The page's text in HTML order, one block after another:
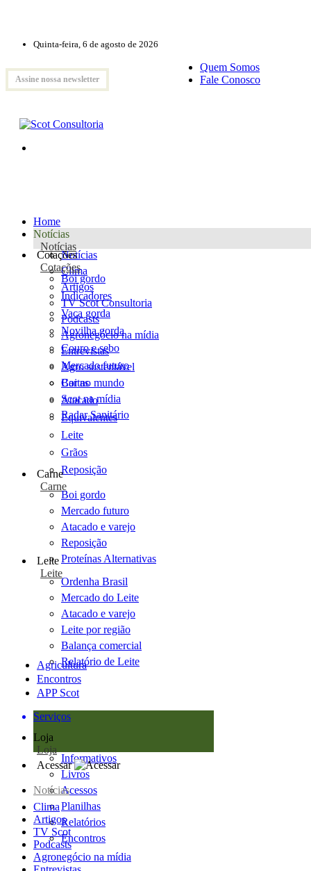
Quinta-feira, 6 de agosto de 2026
Assine nossa newsletter
Quem Somos
Fale Conosco
Home
Notícias
Notícias
Notícias
Clima
Artigos
TV Scot Consultoria
Podcasts
Agronegócio na mídia
Entrevistas
Agro sustentável
Cartas
Scot na mídia
Radar Sanitário
Cotações
Cotações
Boi gordo
Indicadores
Vaca gorda
Novilha gorda
Couro e sebo
Mercado futuro
Boi no mundo
Atacado
Equivalentes
Leite
Grãos
Reposição
Carne
Carne
Boi gordo
Mercado futuro
Atacado e varejo
Reposição
Proteínas Alternativas
Leite
Leite
Ordenha Brasil
Mercado do Leite
Atacado e varejo
Leite por região
Balança comercial
Relatório de Leite
Agricultura
Encontros
APP Scot
Serviços
Loja
Loja
Informativos
Livros
Acessos
Planilhas
Relatórios
Encontros
Acessar
Notícias
Clima
Artigos
TV Scot
Podcasts
Agronegócio na mídia